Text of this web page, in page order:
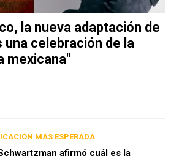
la nueva adaptación de
una celebración de la
mexicana"
MÁS ESPERADA
afirmó cuál es la